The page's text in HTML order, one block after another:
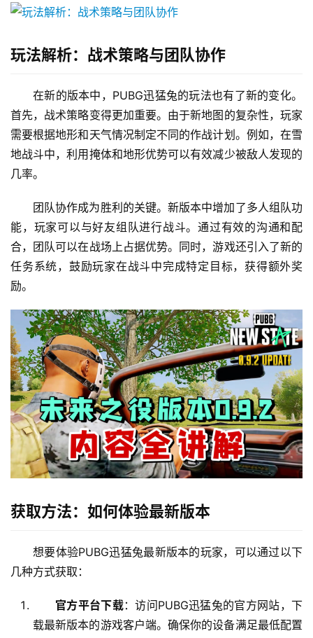
玩法解析：战术策略与团队协作
在新的版本中，PUBG迅猛兔的玩法也有了新的变化。
首先，战术策略变得更加重要。由于新地图的复杂性，玩家
需要根据地形和天气情况制定不同的作战计划。例如，在雪
地战斗中，利用掩体和地形优势可以有效减少被敌人发现的
几率。
团队协作成为胜利的关键。新版本中增加了多人组队功
能，玩家可以与好友组队进行战斗。通过有效的沟通和配
合，团队可以在战场上占据优势。同时，游戏还引入了新的
任务系统，鼓励玩家在战斗中完成特定目标，获得额外奖
励。
获取方法：如何体验最新版本
想要体验PUBG迅猛兔最新版本的玩家，可以通过以下
几种方式获取：
官方平台下载：访问PUBG迅猛兔的官方网站，下
载最新版本的游戏客户端。确保你的设备满足最低配置